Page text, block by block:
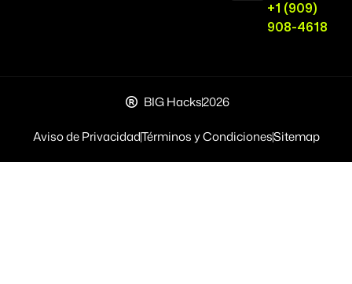
+1 (909)
908-4618
BIG Hacks2026
Aviso de PrivacidadTérminos y CondicionesSitemap